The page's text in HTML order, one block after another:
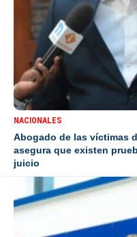
NACIONALES
Abogado de las víctimas
asegura que existen
juicio